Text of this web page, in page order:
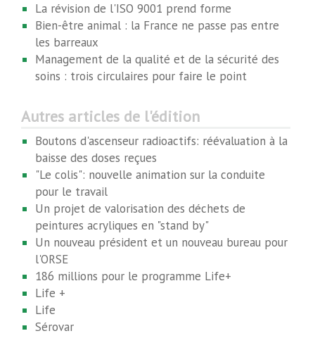
La révision de l'ISO 9001 prend forme
Bien-être animal : la France ne passe pas entre
les barreaux
Management de la qualité et de la sécurité des
soins : trois circulaires pour faire le point
Autres articles de l'édition
Boutons d'ascenseur radioactifs: réévaluation à la
baisse des doses reçues
"Le colis": nouvelle animation sur la conduite
pour le travail
Un projet de valorisation des déchets de
peintures acryliques en "stand by"
Un nouveau président et un nouveau bureau pour
l'ORSE
186 millions pour le programme Life+
Life +
Life
Sérovar